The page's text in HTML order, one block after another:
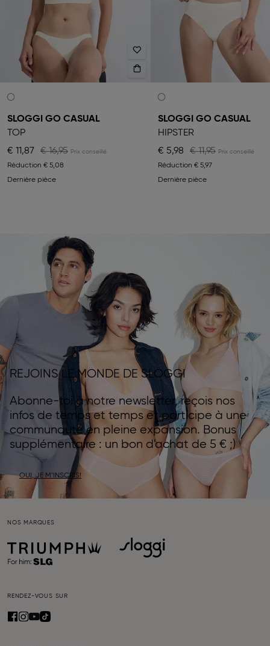
SLOGGI GO CASUAL
TOP
€ 11,87
€ 16,95
Réduction € 5,08
Dernière pièce
SLOGGI GO CASUAL
HIPSTER
€ 5,98
€ 11,95
Réduction € 5,97
Dernière pièce
REJOINS LE MONDE DE SLOGGI
Abonne-toi à notre newsletter, reçois nos
infos de temps et temps et participe à une
communauté en pleine expansion. Bonus
supplémentaire : un bon d'achat de 5 € ;)
OUI, JE M’INSCRIS!
NOS MARQUES
RENDEZ-VOUS SUR